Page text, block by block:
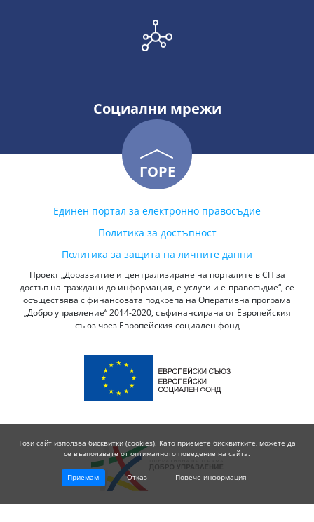
Социални мрежи
ГОРЕ
Единен портал за електронно правосъдие
Политика за достъпност
Политика за защита на личните данни
Проект „Доразвитие и централизиране на порталите в СП за
достъп на граждани до информация, е-услуги и е-правосъдие“, се
осъществява с финансовата подкрепа на Оперативна програма
„Добро управление“ 2014-2020, съфинансирана от Европейския
съюз чрез Европейския социален фонд
Този сайт използва бисквитки (cookies). Като приемете бисквитките, можете да
се възползвате от оптималното поведение на сайта.
Приемам Отказ Повече информация